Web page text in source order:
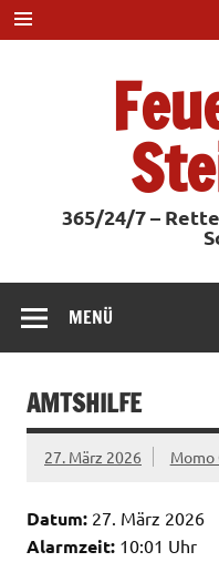
Zum
Inhalt
springen
365/24/7 –
MENÜ
AMTSHILFE
27. März 2026 Momo
Datum: 27. März 2026
Alarmzeit: 10:01 Uhr